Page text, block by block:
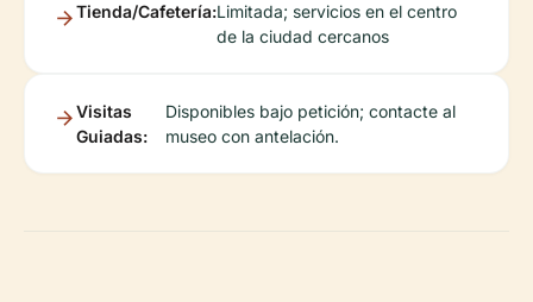
Tienda/Cafetería:Limitada; servicios en el centro
de la ciudad cercanos
Visitas
Guiadas:
Disponibles bajo petición; contacte al
museo con antelación.